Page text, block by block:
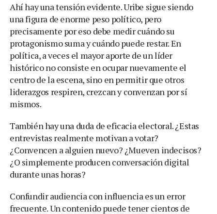
Ahí hay una tensión evidente. Uribe sigue siendo
una figura de enorme peso político, pero
precisamente por eso debe medir cuándo su
protagonismo suma y cuándo puede restar. En
política, a veces el mayor aporte de un líder
histórico no consiste en ocupar nuevamente el
centro de la escena, sino en permitir que otros
liderazgos respiren, crezcan y convenzan por sí
mismos.
También hay una duda de eficacia electoral. ¿Estas
entrevistas realmente motivan a votar?
¿Convencen a alguien nuevo? ¿Mueven indecisos?
¿O simplemente producen conversación digital
durante unas horas?
Confundir audiencia con influencia es un error
frecuente. Un contenido puede tener cientos de